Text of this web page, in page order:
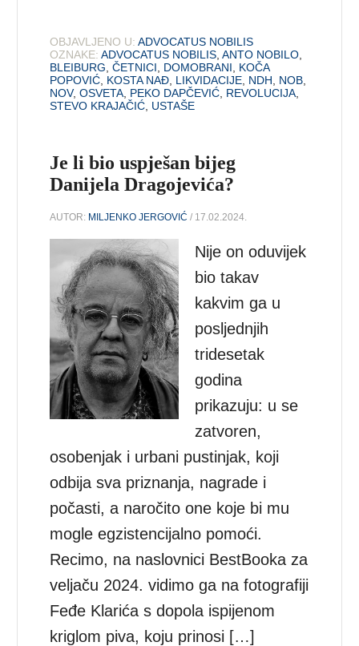
OBJAVLJENO U: ADVOCATUS NOBILIS
OZNAKE: ADVOCATUS NOBILIS ,ANTO NOBILO
BLEIBURG ,ČETNICI DOMOBRANI
KOČA
POPOVIĆ KOSTA NAĐ LIKVIDACIJE NDH NOB
NOV,OSVETA PEKO DAPČEVIĆ REVOLUCIJA
STEVO KRAJAČIĆ USTAŠE
Je li bio uspješan bijeg
Danijela Dragojevića?
AUTOR: MILJENKO JERGOVIĆ / 17.02.2024.
Nije on oduvijek
bio takav
kakvim ga u
posljednjih
tridesetak
godina
prikazuju: u se
zatvoren,
osobenjak i urbani pustinjak, koji
odbija sva priznanja, nagrade i
počasti, a naročito one koje bi mu
mogle egzistencijalno pomoći.
Recimo, na naslovnici BestBooka za
veljaču 2024. vidimo ga na fotografiji
Feđe Klarića s dopola ispijenom
kriglom piva, koju prinosi […]